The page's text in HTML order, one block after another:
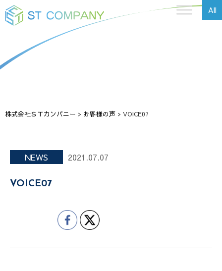
All
株式会社ＳＴカンパニー > お客様の声 > VOICE07
NEWS 2021.07.07
VOICE07